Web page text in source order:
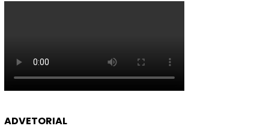
ADVETORIAL